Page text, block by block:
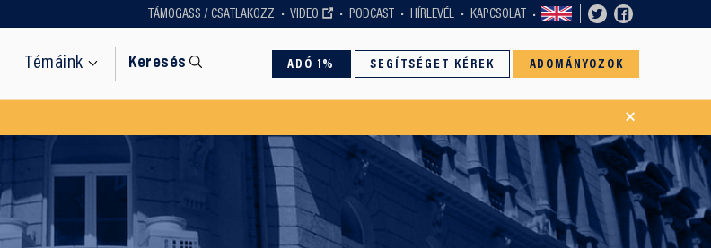
TÁMOGASS / CSATLAKOZZ VIDEO PODCAST HÍRLEVÉL KAPCSOLAT
Témáink Keresés ADÓ 1% SEGÍTSÉGET KÉREK ADOMÁNYOZOK
×